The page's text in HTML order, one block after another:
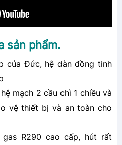
sản phẩm.
của Đức, hệ dàn đồng tinh
mạch 2 cầu chì 1 chiều và
vệ thiết bị và an toàn cho
R290 cao cấp, hút rất